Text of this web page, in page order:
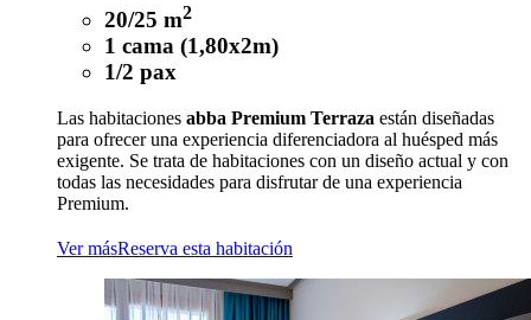
20/25 m2
1 cama (1,80x2m)
1/2 pax
Las habitaciones abba Premium Terraza están diseñadas
para ofrecer una experiencia diferenciadora al huésped más
exigente. Se trata de habitaciones con un diseño actual y con
todas las necesidades para disfrutar de una experiencia
Premium.
Ver másReserva esta habitación